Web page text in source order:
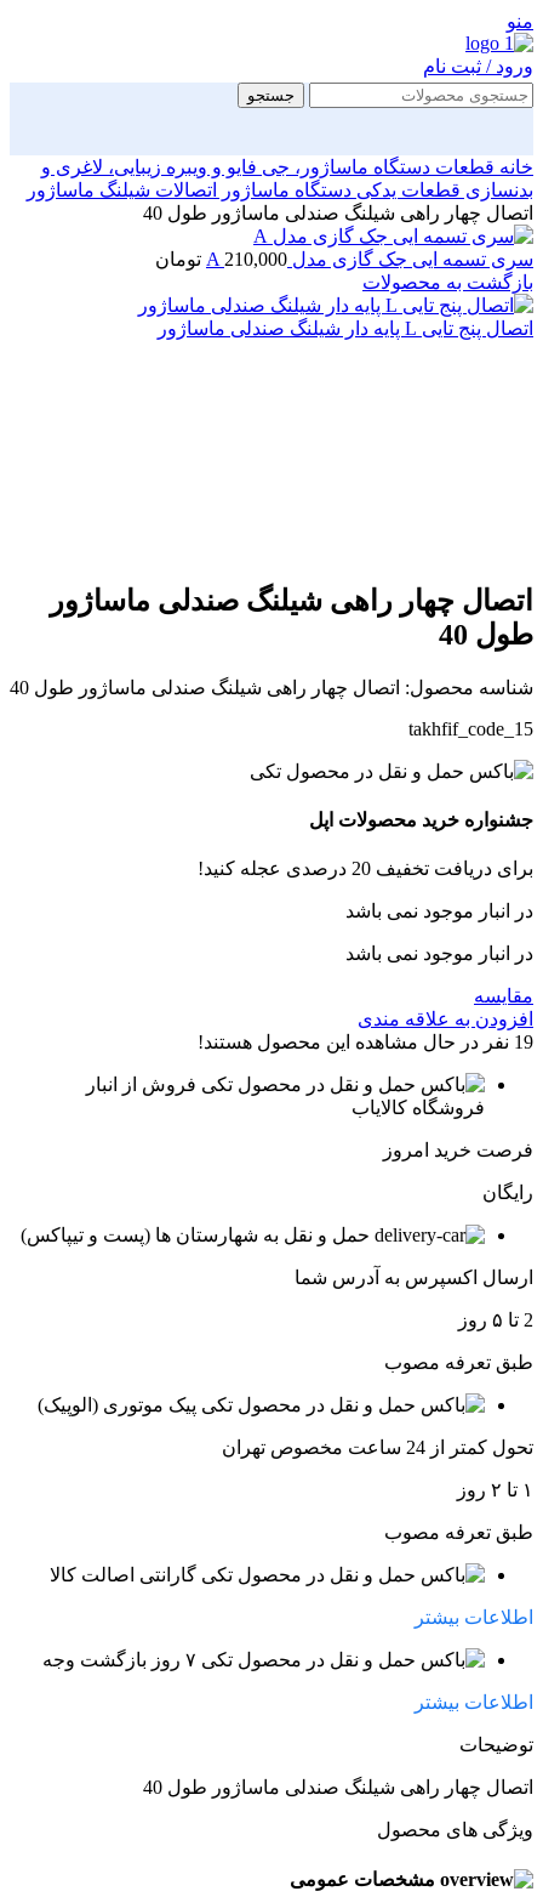
منو
ورود / ثبت نام
جستجو
خانه قطعات دستگاه ماساژور، جی فایو و ویبره زیبایی، لاغری و
بدنسازی قطعات یدکی دستگاه ماساژور
اتصالات شیلنگ ماساژور
اتصال چهار راهی شیلنگ صندلی ماساژور طول 40
سری تسمه ایی جک گازی مدل A 210,000
تومان
بازگشت به محصولات
اتصال پنج تایی L پایه دار شیلنگ صندلی ماساژور
اتصال چهار راهی شیلنگ صندلی ماساژور
طول 40
شناسه محصول: اتصال چهار راهی شیلنگ صندلی ماساژور طول 40
takhfif_code_15
جشنواره خرید محصولات اپل
برای دریافت تخفیف 20 درصدی عجله کنید!
در انبار موجود نمی باشد
در انبار موجود نمی باشد
مقایسه
افزودن به علاقه مندی
19 نفر در حال مشاهده این محصول هستند!
فروش از انبار
فروشگاه کالایاب
فرصت خرید امروز
رایگان
حمل و نقل به شهارستان ها (پست و تیپاکس)
ارسال اکسپرس به آدرس شما
2 تا ۵ روز
طبق تعرفه مصوب
پیک موتوری (الوپیک)
تحول کمتر از 24 ساعت مخصوص تهران
۱ تا ۲ روز
طبق تعرفه مصوب
گارانتی اصالت کالا
اطلاعات بیشتر
۷ روز بازگشت وجه
اطلاعات بیشتر
توضیحات
اتصال چهار راهی شیلنگ صندلی ماساژور طول 40
ویژگی های محصول
مشخصات عمومی